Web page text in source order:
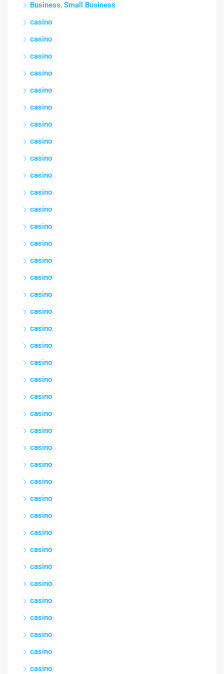
Business, Small Business
casino
casino
casino
casino
casino
casino
casino
casino
casino
casino
casino
casino
casino
casino
casino
casino
casino
casino
casino
casino
casino
casino
casino
casino
casino
casino
casino
casino
casino
casino
casino
casino
casino
casino
casino
casino
casino
casino
casino